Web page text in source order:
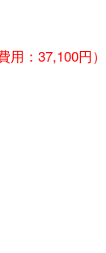
：37,100円）